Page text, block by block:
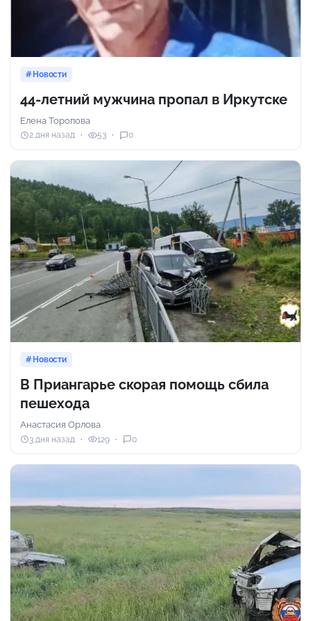
Новости
44-летний мужчина пропал в Иркутске
Елена Торопова
2 дня назад 53 0
Новости
В Приангарье скорая помощь сбила
пешехода
Анастасия Орлова
3 дня назад 129 0